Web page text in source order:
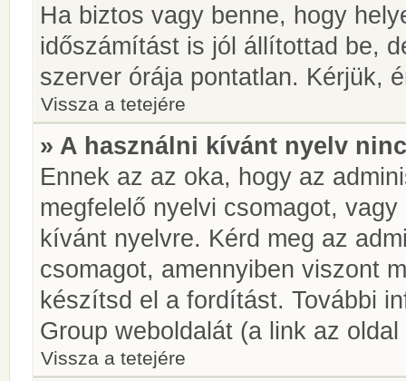
Ha biztos vagy benne, hogy
időszámítást is jól állítottad be,
szerver órája pontatlan. Kérjük,
Vissza a tetejére
» A használni kívánt nyelv
Ennek az az oka, hogy az
megfelelő nyelvi csomagot,
kívánt nyelvre. Kérd meg az
csomagot, amennyiben viszont
készítsd el a fordítást. További
Group weboldalát (a link az
Vissza a tetejére